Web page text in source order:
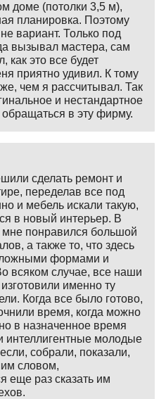
доме (потолки 3,5 м),
планировка. Поэтому
вариант. Только под
вызывал мастера, сам
как это все будет
приятно удивил. К тому
чем я рассчитывал. Так
и нестандартное
в эту фирму.
сделать ремонт и
переделав все под
и мебель искали такую,
в новый интерьер. В
понравился большой
а также то, что здесь
формами и
всяком случае, все наши
именно ту
Когда все было готово,
время, когда можно
в назначенное время
интеллигентные молодые
собрали, показали,
словом,
еще раз сказать им